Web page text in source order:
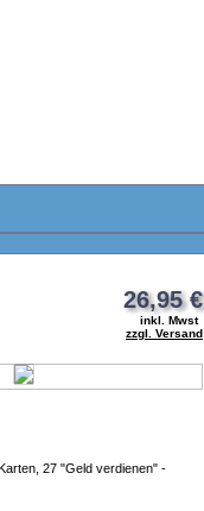
26,95 €
inkl. Mwst
zzgl. Versand
27 "Geld verdienen" -